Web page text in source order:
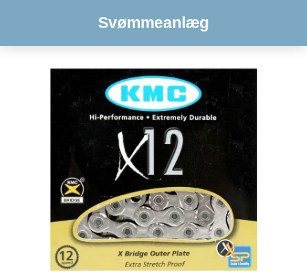
Svømmeanlæg